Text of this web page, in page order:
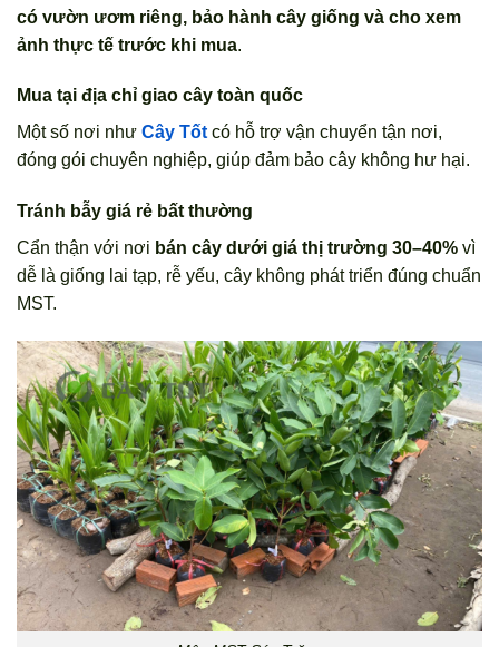
có vườn ươm riêng, bảo hành cây giống và cho xem
ảnh thực tế trước khi mua.
Mua tại địa chỉ giao cây toàn quốc
Một số nơi như Cây Tốt có hỗ trợ vận chuyển tận nơi,
đóng gói chuyên nghiệp, giúp đảm bảo cây không hư hại.
Tránh bẫy giá rẻ bất thường
Cẩn thận với nơi bán cây dưới giá thị trường 30–40% vì
dễ là giống lai tạp, rễ yếu, cây không phát triển đúng chuẩn
MST.